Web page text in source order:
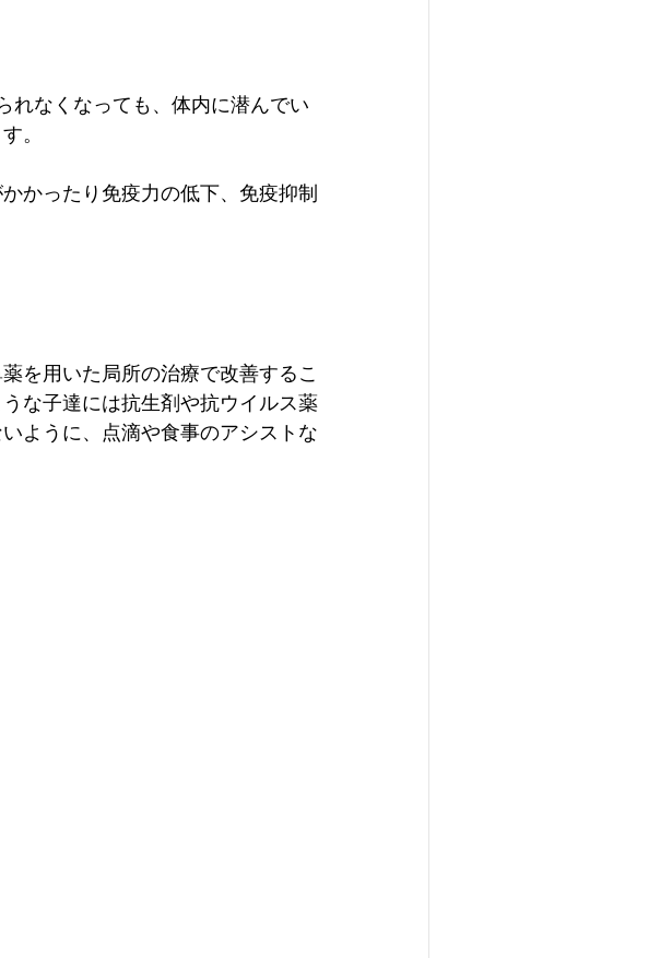
れなくなっても、体内に潜んでい
。
かったり免疫力の低下、免疫抑制
を用いた局所の治療で改善するこ
な子達には抗生剤や抗ウイルス薬
ように、点滴や食事のアシストな